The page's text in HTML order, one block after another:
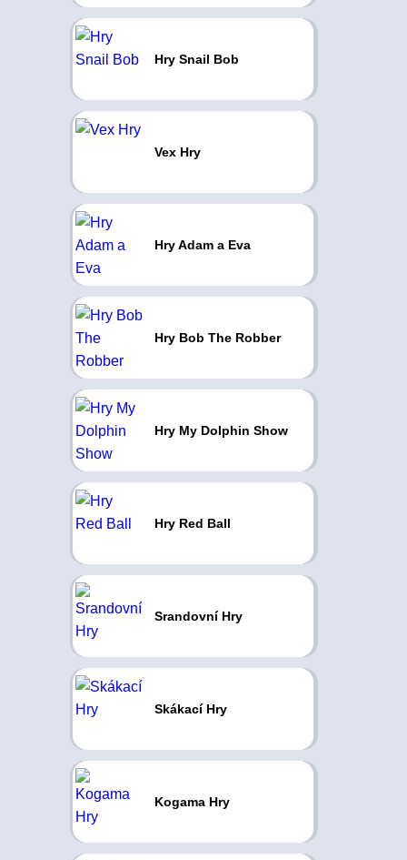
Hry Snail Bob
Vex Hry
Hry Adam a Eva
Hry Bob The Robber
Hry My Dolphin Show
Hry Red Ball
Srandovní Hry
Skákací Hry
Kogama Hry